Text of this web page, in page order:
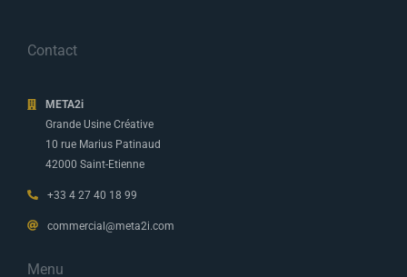
Contact
META2i
Grande Usine Créative
10 rue Marius Patinaud
42000 Saint-Etienne
+33 4 27 40 18 99
commercial@meta2i.com
Menu